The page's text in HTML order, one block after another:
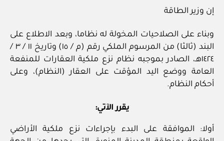
إن وزير الطاقة
وبناء على الصلاحيات المخولة له نظاما، وبعد الاطلاع على
البند (ثالثا) من المرسوم الملكي رقم (م / ١٥) وتاريخ ١١ / ٣ /
١٤٢٤هـ، الصادر بموجبه نظام نزع ملكية العقارات للمنفعة
العامة ووضع اليد المؤقت على العقار (النظام)، وعلى
أحكام النظام.
يقرر الآتي:
أولا: الموافقة على البدء بإجراءات نزع ملكية الأراضي